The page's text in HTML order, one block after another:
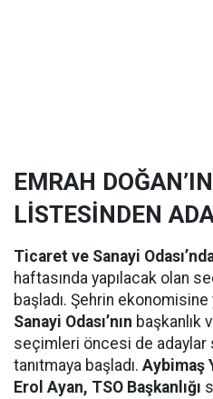
EMRAH
LİSTESİNDEN
Ticaret ve Sanayi
haftasında yapılacak olan
başladı. Şehrin
Sanayi Odası’nın başkanlık
seçimleri öncesi de adaylar
tanıtmaya başladı. Aybimaş
Erol Ayan, TSO Başkanlığı